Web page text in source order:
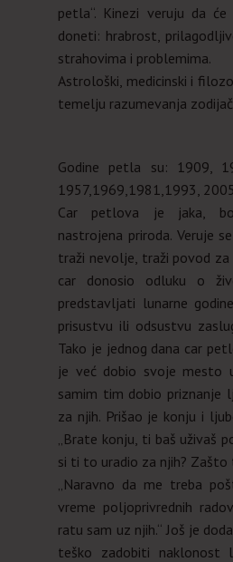
petla“. Kinezi veruju da
doneti: hrabrost,
strahovima i problemima.
Astrološki, medicinski i
temelju razumevanja
Godine petla su: 1909,
1957,1969,1981,1993,
Car petlova je jaka,
nastrojena priroda. Veruje
traži nevolje, traži povod za
car donosio odluku o
predstavljati lunarne
prisustvu ili odsustvu
Tako je jednog dana car
je već dobio svoje mesto
samim tim dobio priznanje
za njih. Prišao je konju i
„Brate konju, ti baš uživaš
si ti to uradio za njih? Zašto
„Naravno da me treba
vreme poljoprivrednih
ratu sam uz njih.“ Još je
teško zadobiti naklonost